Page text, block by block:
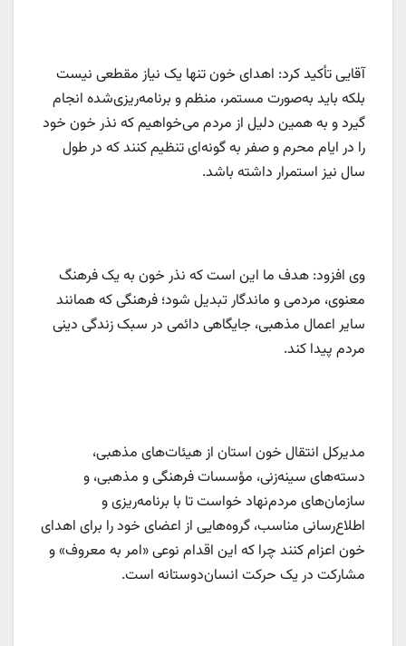
آقایی تأکید کرد: اهدای خون تنها یک نیاز مقطعی نیست
بلکه باید به‌صورت مستمر، منظم و برنامه‌ریزی‌شده انجام
گیرد و به همین دلیل از مردم می‌خواهیم که نذر خون خود
را در ایام محرم و صفر به گونه‌ای تنظیم کنند که در طول
سال نیز استمرار داشته باشد.
وی افزود: هدف ما این است که نذر خون به یک فرهنگ
معنوی، مردمی و ماندگار تبدیل شود؛ فرهنگی که همانند
سایر اعمال مذهبی، جایگاهی دائمی در سبک زندگی دینی
مردم پیدا کند.
مدیرکل انتقال خون استان از هیئات‌های مذهبی،
دسته‌های سینه‌زنی، مؤسسات فرهنگی و مذهبی، و
سازمان‌های مردم‌نهاد خواست تا با برنامه‌ریزی و
اطلاع‌رسانی مناسب، گروه‌هایی از اعضای خود را برای اهدای
خون اعزام کنند چرا که این اقدام نوعی «امر به معروف» و
مشارکت در یک حرکت انسان‌دوستانه است.